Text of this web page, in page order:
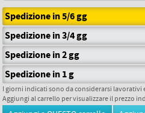
Spedizione in 5/6 gg
Spedizione in 3/4 gg
Spedizione in 2 gg
Spedizione in 1 g
I giorni indicati sono da considerarsi
Aggiungi al carrello per visualizzare il prezzo